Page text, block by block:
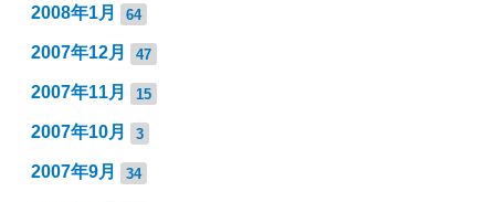
2008年1月 64
2007年12月 47
2007年11月 15
2007年10月 3
2007年9月 34